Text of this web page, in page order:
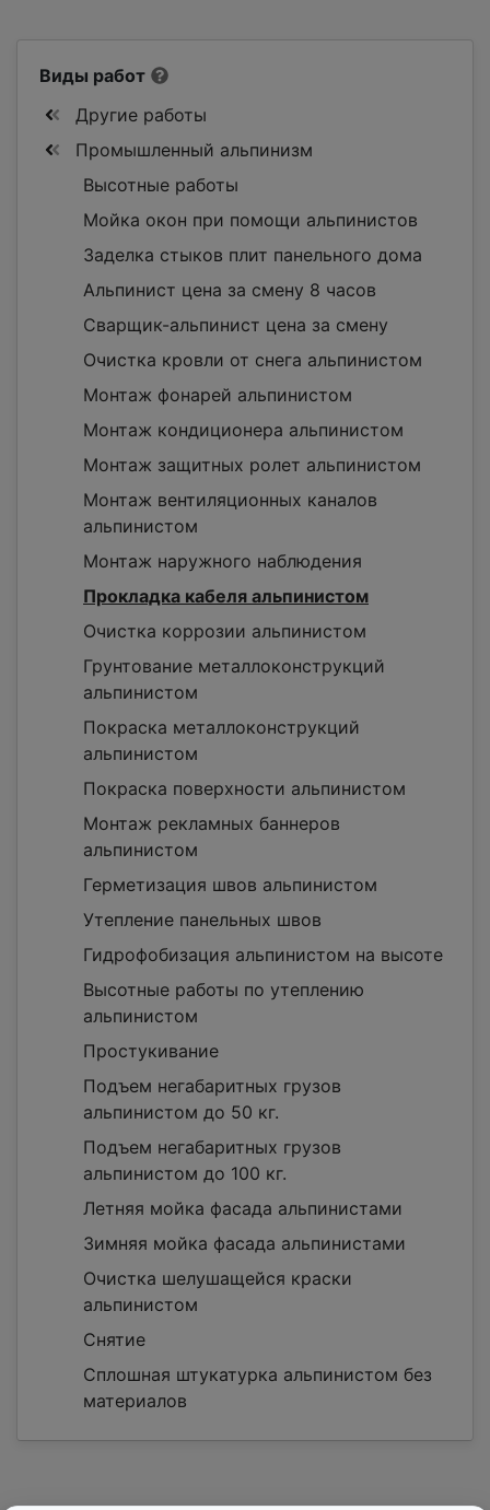
Виды работ
Другие работы
Промышленный альпинизм
Высотные работы
Мойка окон при помощи альпинистов
Заделка стыков плит панельного дома
Альпинист цена за смену 8 часов
Сварщик-альпинист цена за смену
Очистка кровли от снега альпинистом
Монтаж фонарей альпинистом
Монтаж кондиционера альпинистом
Монтаж защитных ролет альпинистом
Монтаж вентиляционных каналов
альпинистом
Монтаж наружного наблюдения
Прокладка кабеля альпинистом
Очистка коррозии альпинистом
Грунтование металлоконструкций
альпинистом
Покраска металлоконструкций
альпинистом
Покраска поверхности альпинистом
Монтаж рекламных баннеров
альпинистом
Герметизация швов альпинистом
Утепление панельных швов
Гидрофобизация альпинистом на высоте
Высотные работы по утеплению
альпинистом
Простукивание
Подъем негабаритных грузов
альпинистом до 50 кг.
Подъем негабаритных грузов
альпинистом до 100 кг.
Летняя мойка фасада альпинистами
Зимняя мойка фасада альпинистами
Очистка шелушащейся краски
альпинистом
Снятие
Сплошная штукатурка альпинистом без
материалов